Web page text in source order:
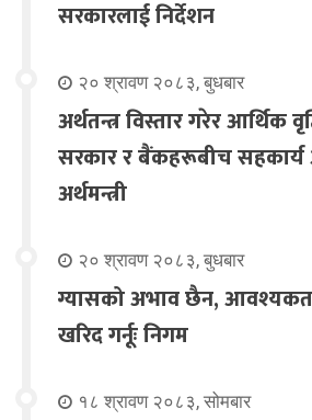
सरकारलाई निर्देशन
२० श्रावण २०८३, बुधबार
अर्थतन्त्र विस्तार गरेर आर्थिक
सरकार र बैंकहरूबीच सहकार्य
अर्थमन्त्री
२० श्रावण २०८३, बुधबार
ग्यासको अभाव छैन,
खरिद गर्नूः निगम
१८ श्रावण २०८३, सोमबार